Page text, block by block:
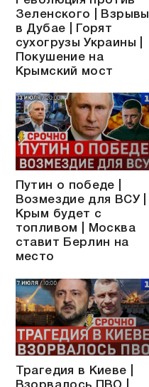
Зеленского | Взрывы
в Дубае | Горят
сухогрузы Украины |
Покушение на
Крымский мост
Путин о победе |
Возмездие для ВСУ |
Крым будет с
топливом | Москва
ставит Берлин на
место
Трагедия в Киеве |